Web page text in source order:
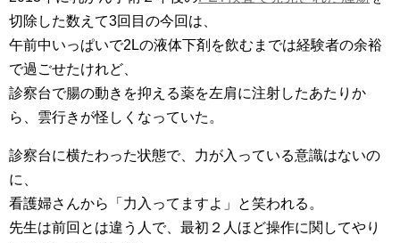
切除した数えて3回目の今回は、
午前中いっぱいで2Lの液体下剤を飲むまでは経験者の余裕
で過ごせたけれど、
診察台で腸の動きを抑える薬を左肩に注射したあたりか
ら、雲行きが怪しくなっていた。
診察台に横たわった状態で、力が入っている意識はないの
に、
看護婦さんから「力入ってますよ」と笑われる。
先生は前回とは違う人で、最初２人ほど操作に関してやり